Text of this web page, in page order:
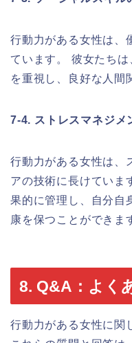
行動力がある女性は、
ています。 彼女たち
を重視し、良好な人間
7-4. ストレスマネジメ
行動力がある女性は、
アの技術に長けていま
果的に管理し、自分自
康を保つことができま
8. Q&A：よく
行動力がある女性に関